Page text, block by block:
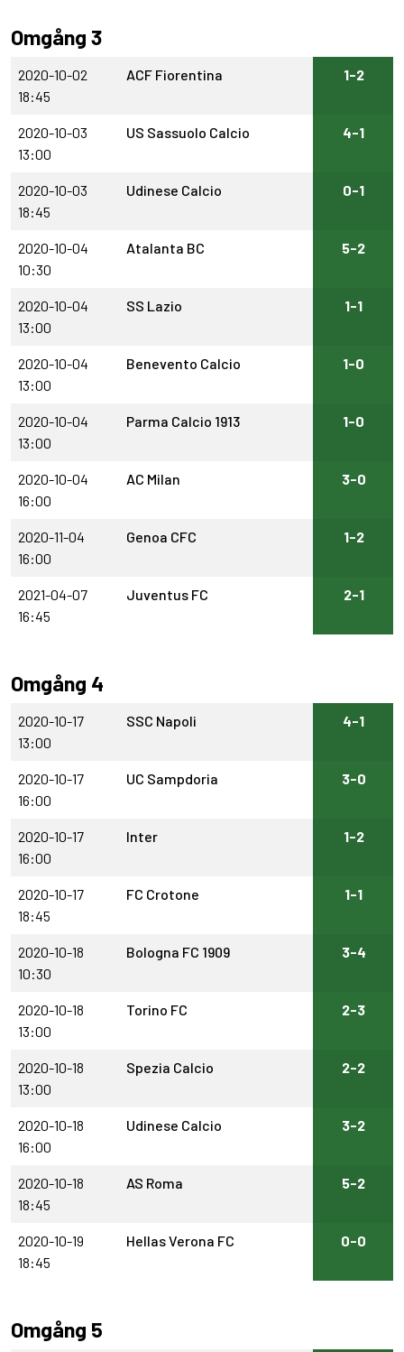
Omgång 3
2020-10-02
18:45
ACF Fiorentina 1-2
2020-10-03
13:00
US Sassuolo Calcio 4-1
2020-10-03
18:45
Udinese Calcio 0-1
2020-10-04
10:30
Atalanta BC 5-2
2020-10-04
13:00
SS Lazio 1-1
2020-10-04
13:00
Benevento Calcio 1-0
2020-10-04
13:00
Parma Calcio 1913 1-0
2020-10-04
16:00
AC Milan 3-0
2020-11-04
16:00
Genoa CFC 1-2
2021-04-07
16:45
Juventus FC 2-1
Omgång 4
2020-10-17
13:00
SSC Napoli 4-1
2020-10-17
16:00
UC Sampdoria 3-0
2020-10-17
16:00
Inter 1-2
2020-10-17
18:45
FC Crotone 1-1
2020-10-18
10:30
Bologna FC 1909 3-4
2020-10-18
13:00
Torino FC 2-3
2020-10-18
13:00
Spezia Calcio 2-2
2020-10-18
16:00
Udinese Calcio 3-2
2020-10-18
18:45
AS Roma 5-2
2020-10-19
18:45
Hellas Verona FC 0-0
Omgång 5